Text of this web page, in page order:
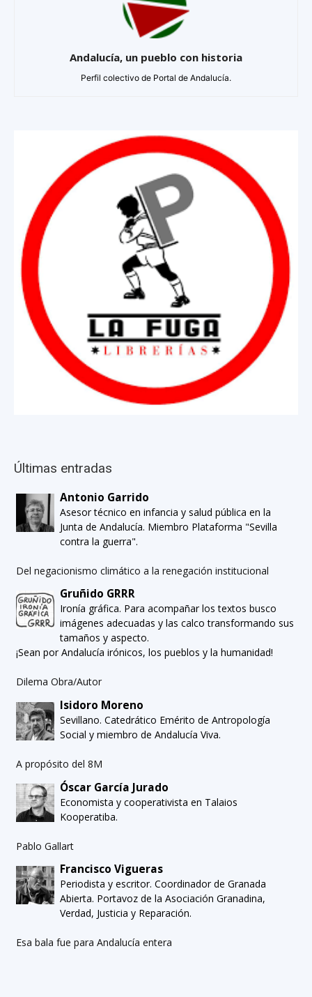
Andalucía, un pueblo con historia
Perfil colectivo de Portal de Andalucía.
Últimas entradas
Antonio Garrido
Asesor técnico en infancia y salud pública en la
Junta de Andalucía. Miembro Plataforma "Sevilla
contra la guerra".
Del negacionismo climático a la renegación institucional
Gruñido GRRR
Ironía gráfica. Para acompañar los textos busco
imágenes adecuadas y las calco transformando sus
tamaños y aspecto.
¡Sean por Andalucía irónicos, los pueblos y la humanidad!
Dilema Obra/Autor
Isidoro Moreno
Sevillano. Catedrático Emérito de Antropología
Social y miembro de Andalucía Viva.
A propósito del 8M
Óscar García Jurado
Economista y cooperativista en Talaios
Kooperatiba.
Pablo Gallart
Francisco Vigueras
Periodista y escritor. Coordinador de Granada
Abierta. Portavoz de la Asociación Granadina,
Verdad, Justicia y Reparación.
Esa bala fue para Andalucía entera